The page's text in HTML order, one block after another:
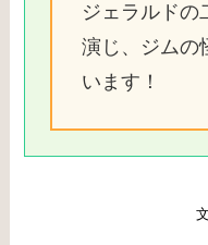
ジェラルドの
演じ、ジムの
います！